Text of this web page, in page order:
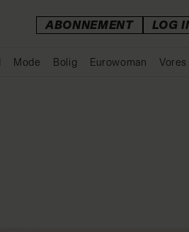
ABONNEMENT LOG
Mode Bolig Eurowoman Vores